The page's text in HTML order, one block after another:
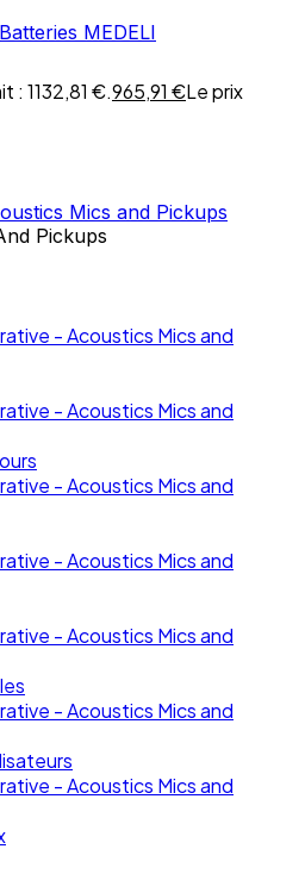
Batteries MEDELI
: 1132,81 €.965,91 €Le prix